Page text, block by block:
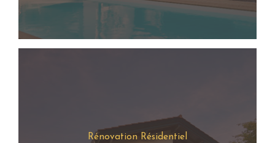
Rénovation Résidentiel